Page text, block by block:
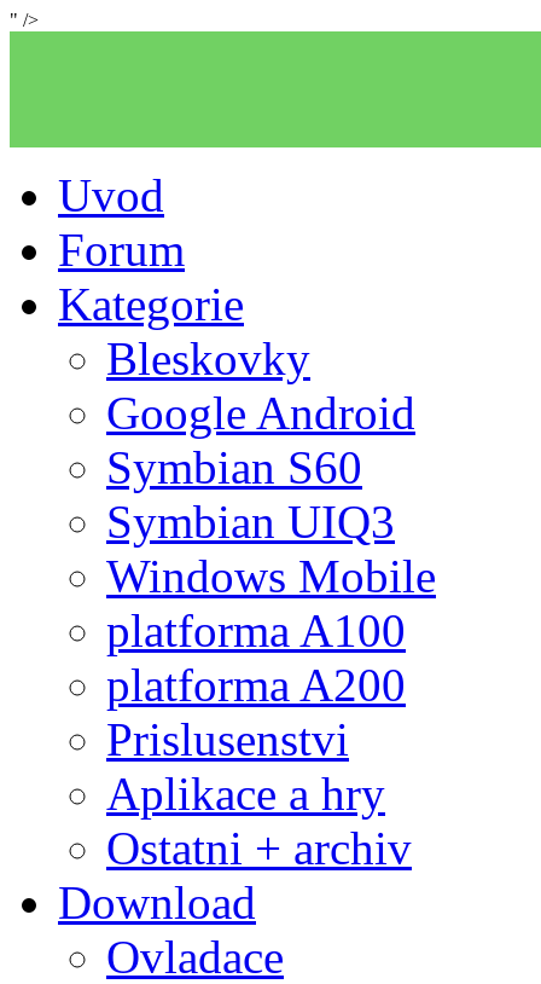
" />
Uvod
Forum
Kategorie
Bleskovky
Google Android
Symbian S60
Symbian UIQ3
Windows Mobile
platforma A100
platforma A200
Prislusenstvi
Aplikace a hry
Ostatni + archiv
Download
Ovladace